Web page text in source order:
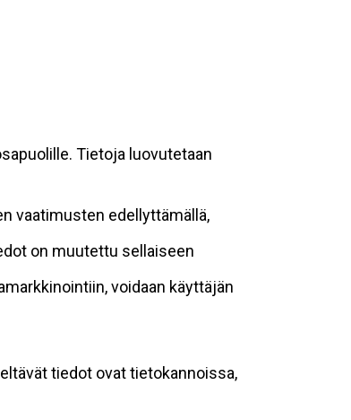
Tietoja luovutetaan
vaatimusten edellyttämällä,
on muutettu sellaiseen
voidaan käyttäjän
tiedot ovat tietokannoissa,